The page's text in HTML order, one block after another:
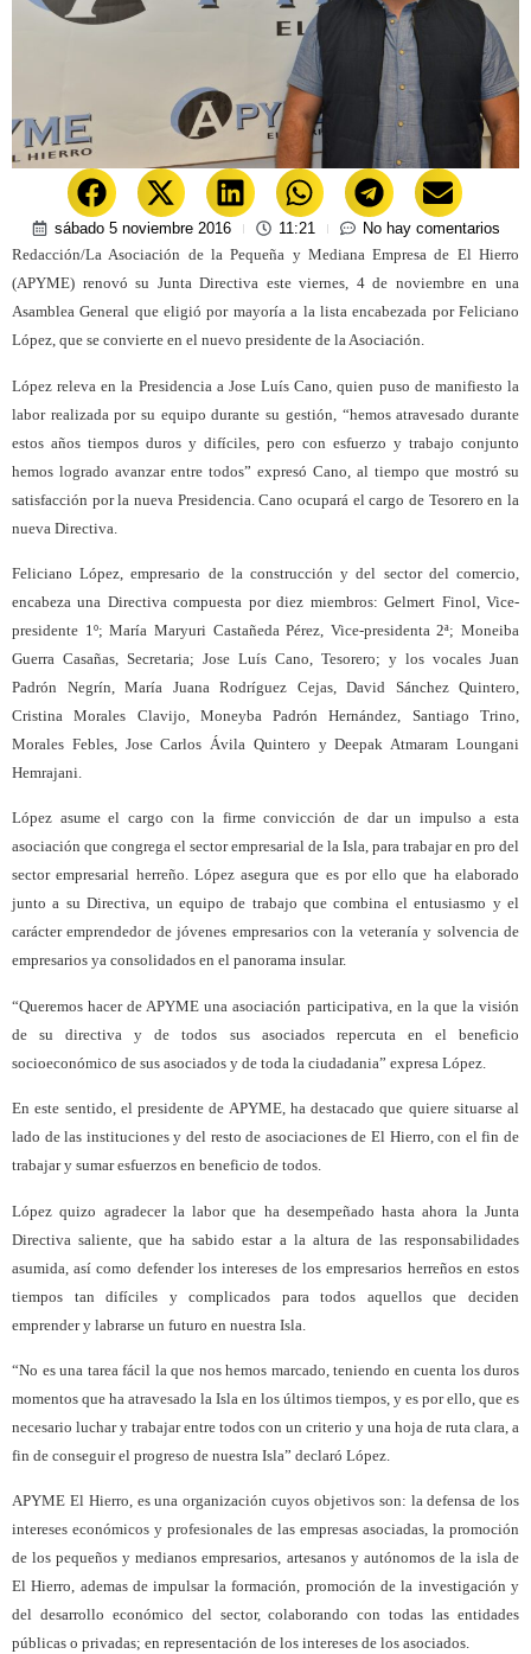
sábado 5 noviembre 2016 11:21
No hay comentarios
Redacción/La Asociación de la Pequeña y Mediana Empresa de El Hierro
(APYME) renovó su Junta Directiva este viernes, 4 de noviembre en una
Asamblea General que eligió por mayoría a la lista encabezada por Feliciano
López, que se convierte en el nuevo presidente de la Asociación.
López releva en la Presidencia a Jose Luís Cano, quien puso de manifiesto la
labor realizada por su equipo durante su gestión, “hemos atravesado durante
estos años tiempos duros y difíciles, pero con esfuerzo y trabajo conjunto
hemos logrado avanzar entre todos” expresó Cano, al tiempo que mostró su
satisfacción por la nueva Presidencia. Cano ocupará el cargo de Tesorero en la
nueva Directiva.
Feliciano López, empresario de la construcción y del sector del comercio,
encabeza una Directiva compuesta por diez miembros: Gelmert Finol, Vice-
presidente 1º; María Maryuri Castañeda Pérez, Vice-presidenta 2ª; Moneiba
Guerra Casañas, Secretaria; Jose Luís Cano, Tesorero; y los vocales Juan
Padrón Negrín, María Juana Rodríguez Cejas, David Sánchez Quintero,
Cristina Morales Clavijo, Moneyba Padrón Hernández, Santiago Trino,
Morales Febles, Jose Carlos Ávila Quintero y Deepak Atmaram Loungani
Hemrajani.
López asume el cargo con la firme convicción de dar un impulso a esta
asociación que congrega el sector empresarial de la Isla, para trabajar en pro del
sector empresarial herreño. López asegura que es por ello que ha elaborado
junto a su Directiva, un equipo de trabajo que combina el entusiasmo y el
carácter emprendedor de jóvenes empresarios con la veteranía y solvencia de
empresarios ya consolidados en el panorama insular.
“Queremos hacer de APYME una asociación participativa, en la que la visión
de su directiva y de todos sus asociados repercuta en el beneficio
socioeconómico de sus asociados y de toda la ciudadania” expresa López.
En este sentido, el presidente de APYME, ha destacado que quiere situarse al
lado de las instituciones y del resto de asociaciones de El Hierro, con el fin de
trabajar y sumar esfuerzos en beneficio de todos.
López quizo agradecer la labor que ha desempeñado hasta ahora la Junta
Directiva saliente, que ha sabido estar a la altura de las responsabilidades
asumida, así como defender los intereses de los empresarios herreños en estos
tiempos tan difíciles y complicados para todos aquellos que deciden
emprender y labrarse un futuro en nuestra Isla.
“No es una tarea fácil la que nos hemos marcado, teniendo en cuenta los duros
momentos que ha atravesado la Isla en los últimos tiempos, y es por ello, que es
necesario luchar y trabajar entre todos con un criterio y una hoja de ruta clara, a
fin de conseguir el progreso de nuestra Isla” declaró López.
APYME El Hierro, es una organización cuyos objetivos son: la defensa de los
intereses económicos y profesionales de las empresas asociadas, la promoción
de los pequeños y medianos empresarios, artesanos y autónomos de la isla de
El Hierro, ademas de impulsar la formación, promoción de la investigación y
del desarrollo económico del sector, colaborando con todas las entidades
públicas o privadas; en representación de los intereses de los asociados.